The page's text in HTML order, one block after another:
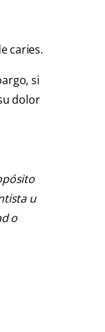
caries.
si
dolor
u
o